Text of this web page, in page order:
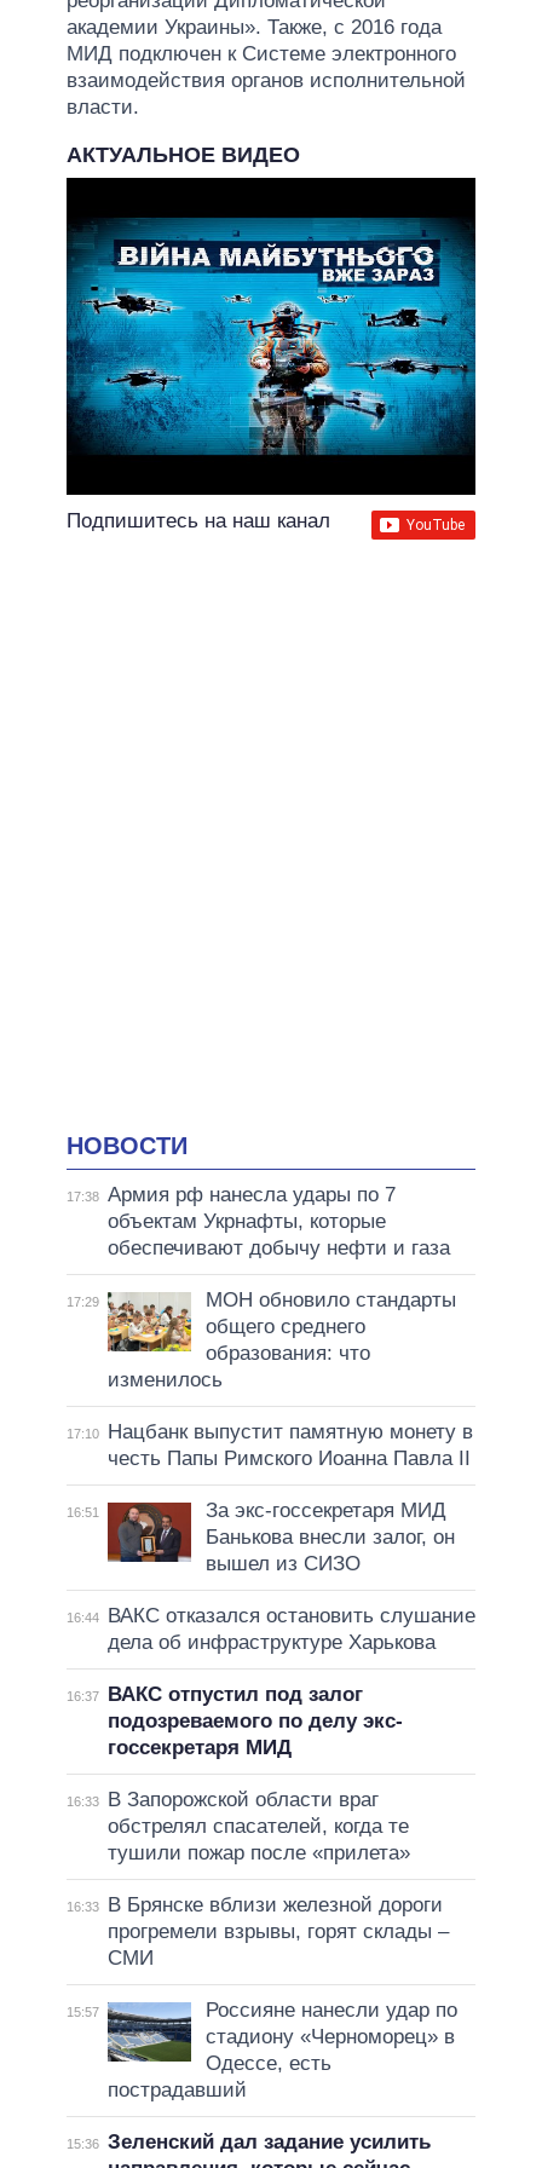
академии Украины». Также, с 2016 года
МИД подключен к Системе электронного
взаимодействия органов исполнительной
власти.
АКТУАЛЬНОЕ ВИДЕО
Подпишитесь на наш канал
НОВОСТИ
17:38 Армия рф нанесла удары по 7
объектам Укрнафты, которые
обеспечивают добычу нефти и газа
17:29
МОН обновило стандарты
общего среднего
образования: что
изменилось
17:10
Нацбанк выпустит памятную монету в
честь Папы Римского Иоанна Павла II
16:51
За экс-госсекретаря МИД
Банькова внесли залог, он
вышел из СИЗО
16:44
ВАКС отказался остановить слушание
дела об инфраструктуре Харькова
16:37
ВАКС отпустил под залог
подозреваемого по делу экс-
госсекретаря МИД
16:33
В Запорожской области враг
обстрелял спасателей, когда те
тушили пожар после «прилета»
16:33
В Брянске вблизи железной дороги
прогремели взрывы, горят склады –
СМИ
15:57
Россияне нанесли удар по
стадиону «Черноморец» в
Одессе, есть
пострадавший
15:36 Зеленский дал задание усилить